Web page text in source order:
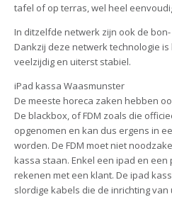
tafel of op terras, wel heel
In ditzelfde netwerk zijn ook de
Dankzij deze netwerk technologie
veelzijdig en uiterst stabiel.
iPad kassa Waasmunster
De meeste horeca zaken hebben
De blackbox, of FDM zoals die
opgenomen en kan dus ergens in
worden. De FDM moet niet
kassa staan. Enkel een ipad en
rekenen met een klant. De ipad
slordige kabels die de inrichting